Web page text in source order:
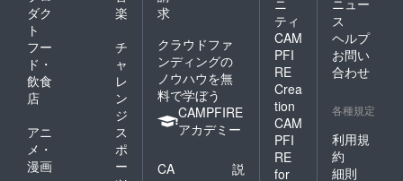
ダク
ト
楽
フー
ド・
飲食
店
チ
ャ
レ
ン
ジ
アニ
メ・
漫画
ス
ポ
ー
求
クラウドファ
ンディングの
ノウハウを無
料で学ぼう
CAMPFIRE
アカデミー
CA
説
ティ
CAM
PFI
RE
Crea
tion
CAM
PFI
RE
for
ス
ヘルプ
お問い
合わせ
各種規定
利用規
約
細則